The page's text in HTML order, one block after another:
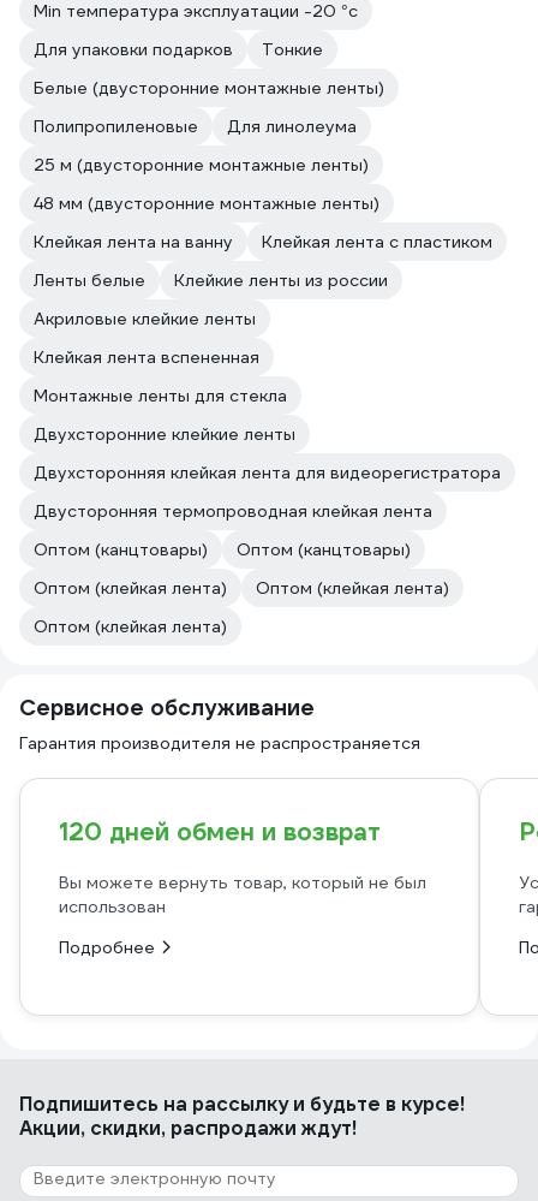
Min температура эксплуатации -20 °с
Для упаковки подарков
Тонкие
Белые (двусторонние монтажные ленты)
Полипропиленовые
Для линолеума
25 м (двусторонние монтажные ленты)
48 мм (двусторонние монтажные ленты)
Клейкая лента на ванну
Клейкая лента с пластиком
Ленты белые
Клейкие ленты из россии
Акриловые клейкие ленты
Клейкая лента вспененная
Монтажные ленты для стекла
Двухсторонние клейкие ленты
Двухсторонняя клейкая лента для видеорегистратора
Двусторонняя термопроводная клейкая лента
Оптом (канцтовары)
Оптом (канцтовары)
Оптом (клейкая лента)
Оптом (клейкая лента)
Оптом (клейкая лента)
Сервисное обслуживание
Гарантия производителя не распространяется
120 дней обмен и возврат
Вы можете вернуть товар, который не был
использован
Подробнее
Подпишитесь на рассылкуи будьте в курсе!
Акции, скидки, распродажи ждут!